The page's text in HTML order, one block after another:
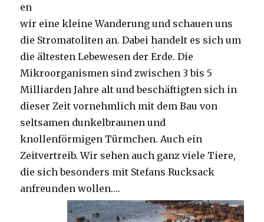
en
wir eine kleine Wanderung und schauen uns
die Stromatoliten an. Dabei handelt es sich um
die ältesten Lebewesen der Erde. Die
Mikroorganismen sind zwischen 3 bis 5
Milliarden Jahre alt und beschäftigten sich in
dieser Zeit vornehmlich mit dem Bau von
seltsamen dunkelbraunen und
knollenförmigen Türmchen. Auch ein
Zeitvertreib. Wir sehen auch ganz viele Tiere,
die sich besonders mit Stefans Rucksack
anfreunden wollen….